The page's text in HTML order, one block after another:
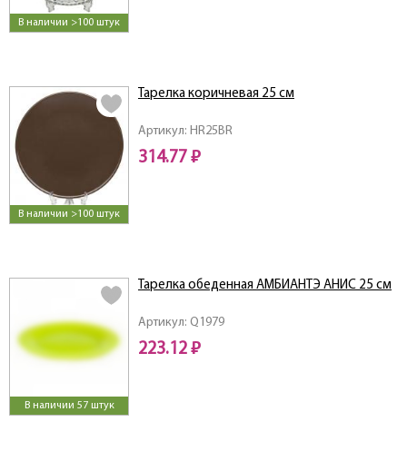
В наличии >100 штук
В наличии >100 штук
Артикул: HR25BR
Тарелка коричневая 25 см
314.77 ₽
В наличии 57 штук
Артикул: Q1979
Тарелка обеденная AMБИАНТЭ АНИС 25 см
223.12 ₽